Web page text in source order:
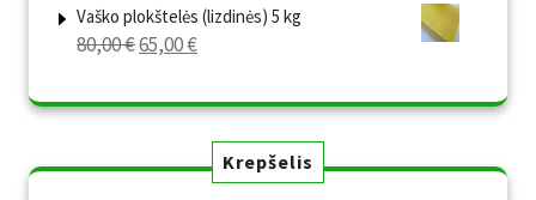
was:
50,00 €.
is:
45,00 €.
Vaško plokštelės (lizdinės) 5 kg
80,00€Original
was:
65,00€Current
is:
Krepšelis